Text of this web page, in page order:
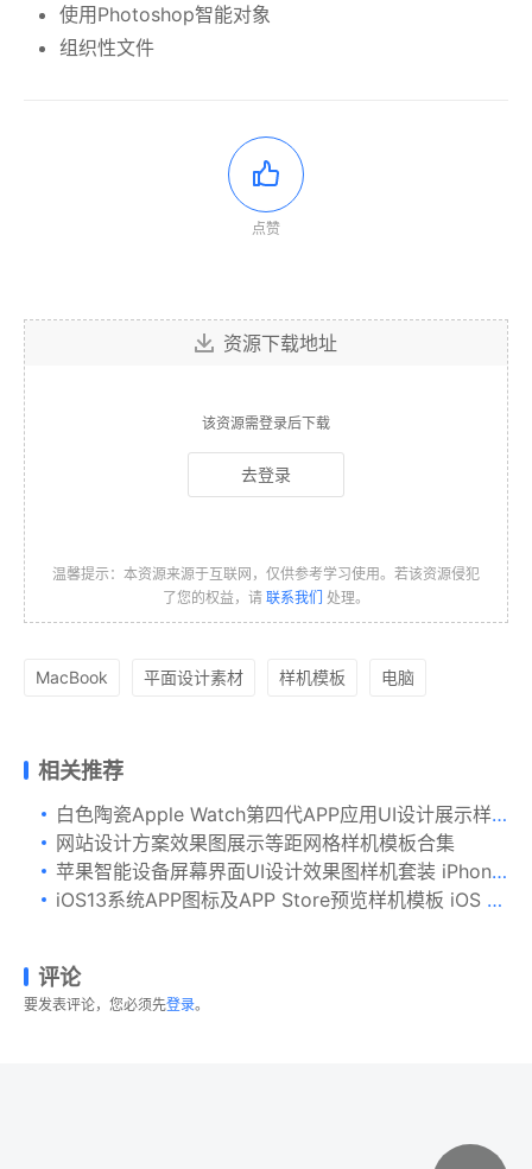
使用Photoshop智能对象
组织性文件
点赞
资源下载地址
该资源需登录后下载
去登录
温馨提示：本资源来源于互联网，仅供参考学习使用。若该资源侵犯
了您的权益，请 联系我们 处理。
MacBook 平面设计素材 样机模板 电脑
相关推荐
白色陶瓷Apple Watch第四代APP应用UI设计展示样机 Clay Apple Watch Series 4 (44mm) Mockup, Close up
网站设计方案效果图展示等距网格样机模板合集
苹果智能设备屏幕界面UI设计效果图样机套装 iPhone 6, iPad Mini 3, iPad Air 2, Macbook, Dish Mockup
iOS13系统APP图标及APP Store预览样机模板 iOS 13 App Icon Template
评论
要发表评论，您必须先登录。